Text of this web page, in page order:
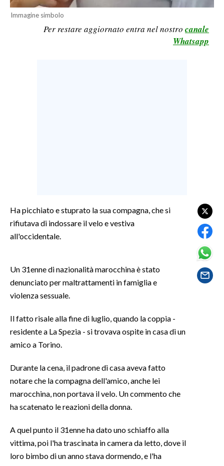
LAVORO
CULTURA
GOSSIP
SALUTE
SARDEGNA TURISMO
SARDI NEL MONDO
#CARAUNIONE
INSULARITÀ
Immagine simbolo
Per restare aggiornato entra nel nostro canale
Whatsapp
Ha picchiato e stuprato la sua compagna, che si
rifiutava di indossare il velo e vestiva
all'occidentale.
Un 31enne di nazionalità marocchina è stato
denunciato per maltrattamenti in famiglia e
violenza sessuale.
Il fatto risale alla fine di luglio, quando la coppia -
residente a La Spezia - si trovava ospite in casa di un
amico a Torino.
Durante la cena, il padrone di casa aveva fatto
notare che la compagna dell'amico, anche lei
marocchina, non portava il velo. Un commento che
ha scatenato le reazioni della donna.
A quel punto il 31enne ha dato uno schiaffo alla
vittima, poi l'ha trascinata in camera da letto, dove il
loro bimbo di un anno stava dormendo, e l'ha